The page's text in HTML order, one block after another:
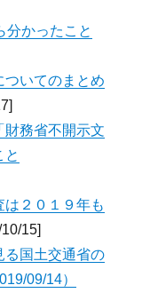
分かったこと
ついてのまとめ
財務省不開示文
と
は２０１９年も
15]
る国土交通省の
09/14）